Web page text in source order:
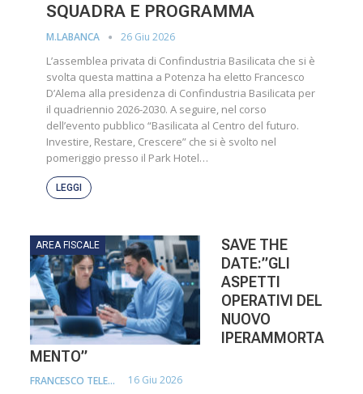
SQUADRA E PROGRAMMA
M.LABANCA 26 Giu 2026
L’assemblea privata di Confindustria Basilicata che si è
svolta questa mattina a Potenza ha eletto Francesco
D’Alema alla presidenza di Confindustria Basilicata per
il quadriennio 2026-2030. A seguire, nel corso
dell’evento pubblico “Basilicata al Centro del futuro.
Investire, Restare, Crescere” che si è svolto nel
pomeriggio presso il Park Hotel…
LEGGI
AREA FISCALE
SAVE THE
DATE:”GLI
ASPETTI
OPERATIVI DEL
NUOVO
IPERAMMORTA
MENTO”
FRANCESCO TELESCA 16 Giu 2026